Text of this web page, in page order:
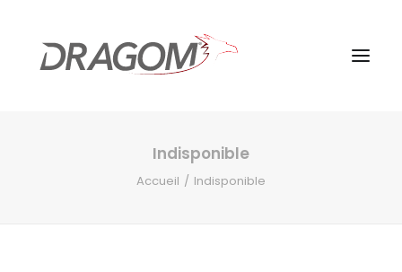
Indisponible
Accueil Indisponible